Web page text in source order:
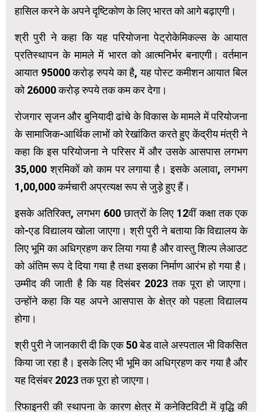
हासिल करने के अपने दृष्टिकोण के लिए भारत को आगे बढ़ाएगी।
श्री पुरी ने कहा कि यह परियोजना पेट्रोकेमिकल्स के आयात
प्रतिस्थापन के मामले में भारत को आत्मनिर्भर बनाएगी। वर्तमान
आयात 95000 करोड़ रुपये का है, यह पोस्ट कमीशन आयात बिल
को 26000 करोड़ रुपये तक कम कर देगा।
रोजगार सृजन और बुनियादी ढांचे के विकास के मामले में परियोजना
के सामाजिक-आर्थिक लाभों को रेखांकित करते हुए केंद्रीय मंत्री ने
कहा कि इस परियोजना ने परिसर में और उसके आसपास लगभग
35,000 श्रमिकों को काम पर लगाया है। इसके अलावा, लगभग
1,00,000 कर्मचारी अप्रत्यक्ष रूप से जुड़े हुए हैं।
इसके अतिरिक्त, लगभग 600 छात्रों के लिए 12वीं कक्षा तक एक
को-एड विद्यालय खोला जाएगा। श्री पुरी ने बताया कि विद्यालय के
लिए भूमि का अधिग्रहण कर लिया गया है और वास्तु शिल्प लेआउट
को अंतिम रूप दे दिया गया है तथा इसका निर्माण आरंभ हो गया है।
उम्मीद की जाती है कि यह दिसंबर 2023 तक पूरा हो जाएगा।
उन्होंने कहा कि यह अपने आसपास के क्षेत्र को पहला विद्यालय
होगा।
श्री पुरी ने जानकारी दी कि एक 50 बेड वाले अस्पताल भी विकसित
किया जा रहा है। इसके लिए भी भूमि का अधिग्रहण कर गया है और
यह दिसंबर 2023 तक पूरा हो जाएगा।
रिफाइनरी की स्थापना के कारण क्षेत्र में कनेक्टिविटी में वृद्धि की